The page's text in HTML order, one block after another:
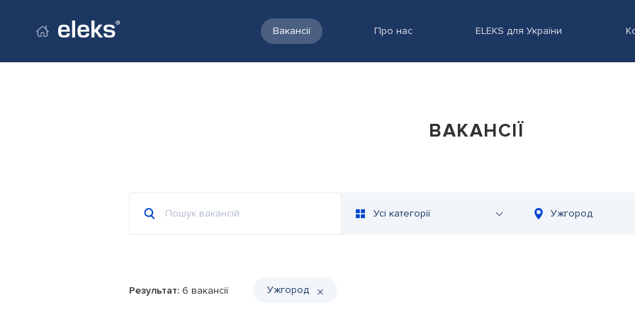
Вакансії Про нас ELEKS для України
ВАКАНСІЇ
Усі категорії Ужгород
Результат: 6 вакансії Ужгород